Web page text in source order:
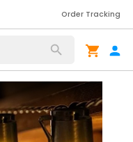
Order Tracking